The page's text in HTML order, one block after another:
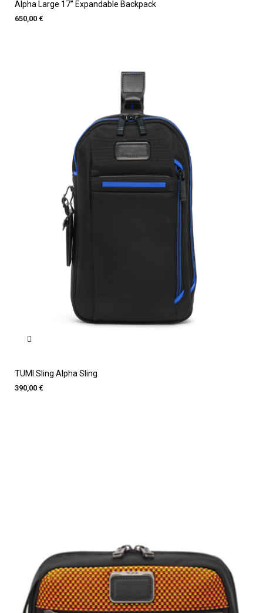
Alpha Large 17” Expandable Backpack
650,00 €
TUMI Sling Alpha Sling
390,00 €